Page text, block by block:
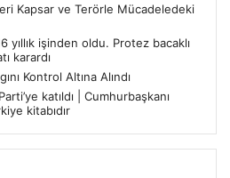
Kapsar ve Terörle Mücadeledeki
yıllık işinden oldu. Protez bacaklı
karardı
Kontrol Altına Alındı
katıldı | Cumhurbaşkanı
kitabıdır